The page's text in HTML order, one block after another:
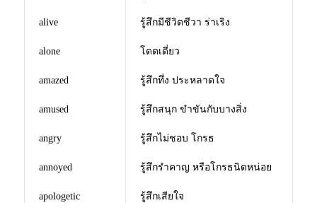
alive รู้สึกมีชีวิตชีวา ร่าเริง
alone โดดเดี่ยว
amazed รู้สึกทึ่ง ประหลาดใจ
amused รู้สึกสนุก ขำขันกับบางสิ่ง
angry รู้สึกไม่ชอบ โกรธ
annoyed รู้สึกรำคาญ หรือโกรธนิดหน่อย
apologetic รู้สึกเสียใจ